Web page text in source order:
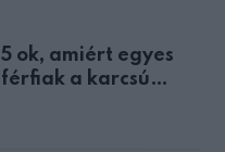
5 ok, amiért egyes
férfiak a karcsú